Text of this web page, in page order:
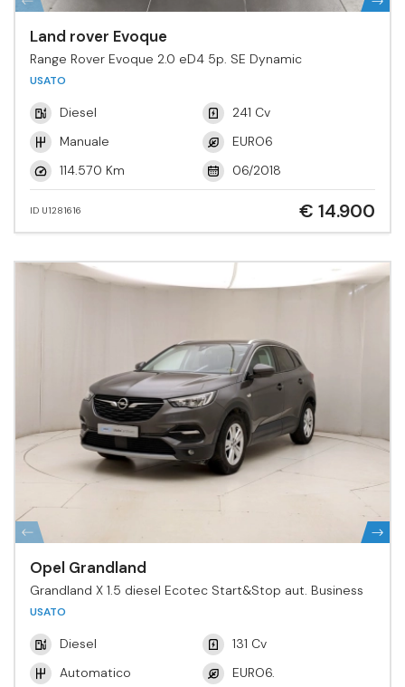
Land rover Evoque
Range Rover Evoque 2.0 eD4 5p. SE Dynamic
USATO
Diesel
241 Cv
Manuale
EURO6
114.570 Km
06/2018
ID U1281616 € 14.900
Opel Grandland
Grandland X 1.5 diesel Ecotec Start&Stop aut. Business
USATO
Diesel
131 Cv
Automatico
EURO6.